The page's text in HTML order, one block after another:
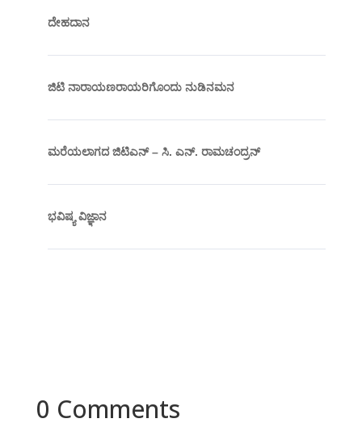
ದೇಹದಾನ
ಜಿಟಿ ನಾರಾಯಣರಾಯರಿಗೊಂದು ನುಡಿನಮನ
ಮರೆಯಲಾಗದ ಜಿಟಿಎನ್ – ಸಿ. ಎನ್. ರಾಮಚಂದ್ರನ್
ಭವಿಷ್ಯ ವಿಜ್ಞಾನ
0 Comments